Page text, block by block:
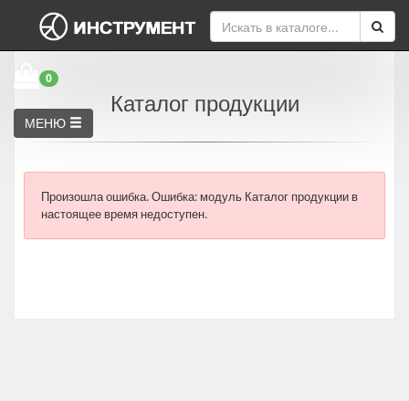
0
МЕНЮ
Каталог продукции
Произошла ошибка.Ошибка: модуль Каталог продукции в
настоящее время недоступен.